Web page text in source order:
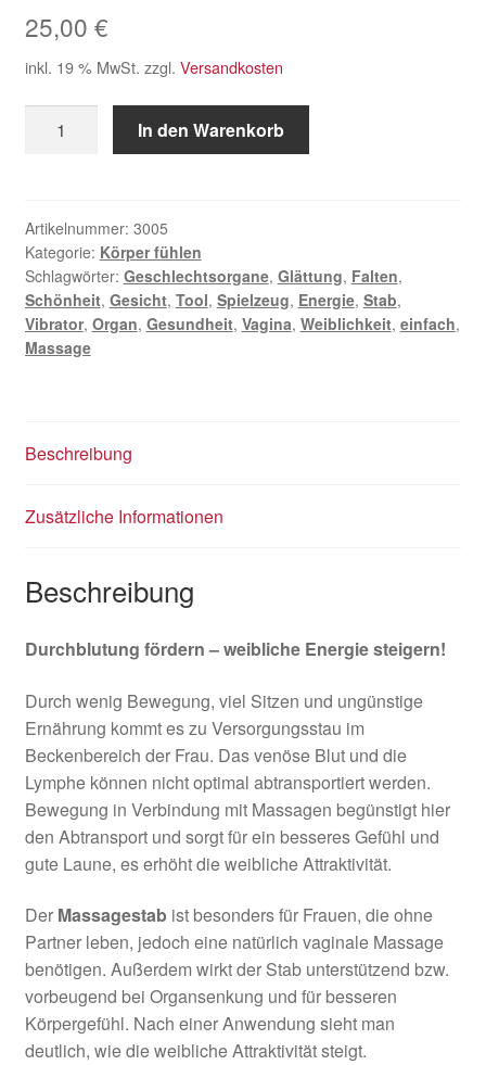
25,00 €
inkl. 19 % MwSt. zzgl. Versandkosten
vaginal
In den Warenkorb
Artikelnummer: 3005
Kategorie: Körper fühlen
Schlagwörter: Geschlechtsorgane, Glättung, Falten,
Schönheit, Gesicht, Tool, Spielzeug, Energie, Stab,
Vibrator, Organ, Gesundheit, Vagina, Weiblichkeit, einfach,
Massage
Beschreibung
Zusätzliche Informationen
Beschreibung
Durchblutung fördern – weibliche Energie steigern!
Durch wenig Bewegung, viel Sitzen und ungünstige
Ernährung kommt es zu Versorgungsstau im
Beckenbereich der Frau. Das venöse Blut und die
Lymphe können nicht optimal abtransportiert werden.
Bewegung in Verbindung mit Massagen begünstigt hier
den Abtransport und sorgt für ein besseres Gefühl und
gute Laune, es erhöht die weibliche Attraktivität.
Der Massagestabist besonders für Frauen, die ohne
Partner leben, jedoch eine natürlich vaginale Massage
benötigen. Außerdem wirkt der Stab unterstützend bzw.
vorbeugend bei Organsenkung und für besseren
Körpergefühl. Nach einer Anwendung sieht man
deutlich, wie die weibliche Attraktivität steigt.